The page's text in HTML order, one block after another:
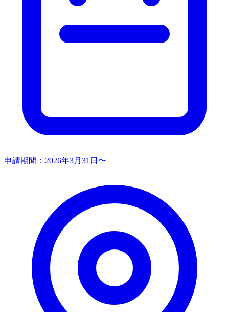
申請期間： 2026年3月31日〜